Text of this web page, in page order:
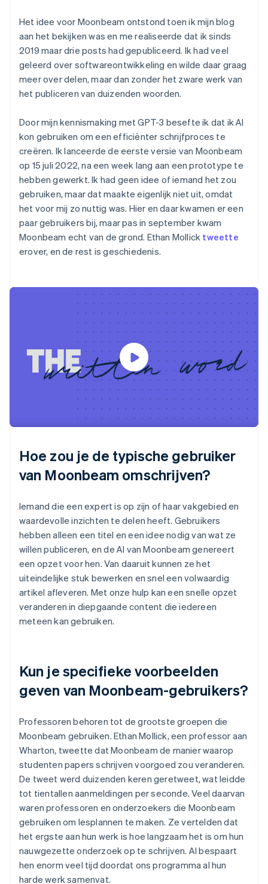
Het idee voor Moonbeam ontstond toen ik mijn blog
aan het bekijken was en me realiseerde dat ik sinds
2019 maar drie posts had gepubliceerd. Ik had veel
geleerd over softwareontwikkeling en wilde daar graag
meer over delen, maar dan zonder het zware werk van
het publiceren van duizenden woorden.
Door mijn kennismaking met GPT-3 besefte ik dat ik AI
kon gebruiken om een efficiënter schrijfproces te
creëren. Ik lanceerde de eerste versie van Moonbeam
op 15 juli 2022, na een week lang aan een prototype te
hebben gewerkt. Ik had geen idee of iemand het zou
gebruiken, maar dat maakte eigenlijk niet uit, omdat
het voor mij zo nuttig was. Hier en daar kwamen er een
paar gebruikers bij, maar pas in september kwam
Moonbeam echt van de grond. Ethan Mollick tweette
erover, en de rest is geschiedenis.
Hoe zou je de typische gebruiker
van Moonbeam omschrijven?
Iemand die een expert is op zijn of haar vakgebied en
waardevolle inzichten te delen heeft. Gebruikers
hebben alleen een titel en een idee nodig van wat ze
willen publiceren, en de AI van Moonbeam genereert
een opzet voor hen. Van daaruit kunnen ze het
uiteindelijke stuk bewerken en snel een volwaardig
artikel afleveren. Met onze hulp kan een snelle opzet
veranderen in diepgaande content die iedereen
meteen kan gebruiken.
Kun je specifieke voorbeelden
geven van Moonbeam-gebruikers?
Professoren behoren tot de grootste groepen die
Moonbeam gebruiken. Ethan Mollick, een professor aan
Wharton, tweette dat Moonbeam de manier waarop
studenten papers schrijven voorgoed zou veranderen.
De tweet werd duizenden keren geretweet, wat leidde
tot tientallen aanmeldingen per seconde. Veel daarvan
waren professoren en onderzoekers die Moonbeam
gebruiken om lesplannen te maken. Ze vertelden dat
het ergste aan hun werk is hoe langzaam het is om hun
nauwgezette onderzoek op te schrijven. AI bespaart
hen enorm veel tijd doordat ons programma al hun
harde werk samenvat.